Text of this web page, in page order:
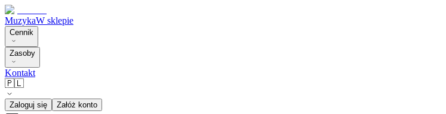
MuzykaW sklepie
Cennik
Zasoby
Kontakt
🇵🇱
Zaloguj się Załóż konto